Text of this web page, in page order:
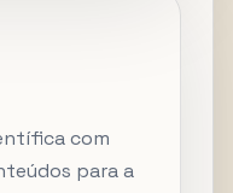
com
para a